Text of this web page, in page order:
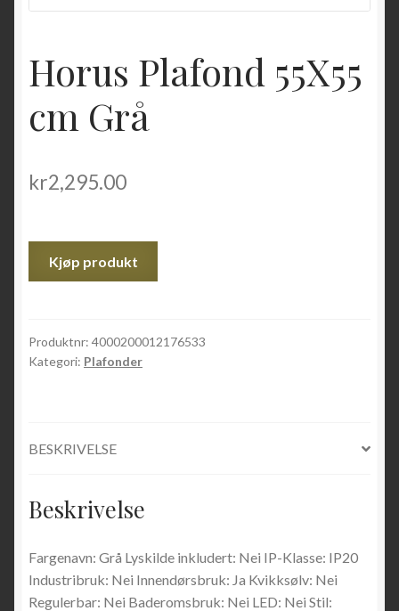
Horus Plafond 55X55
cm Grå
kr2,295.00
Kjøp produkt
Produktnr: 4000200012176533
Kategori: Plafonder
BESKRIVELSE
Beskrivelse
Fargenavn: Grå Lyskilde inkludert: Nei IP-Klasse: IP20
Industribruk: Nei Innendørsbruk: Ja Kvikksølv: Nei
Regulerbar: Nei Baderomsbruk: Nei LED: Nei Stil: